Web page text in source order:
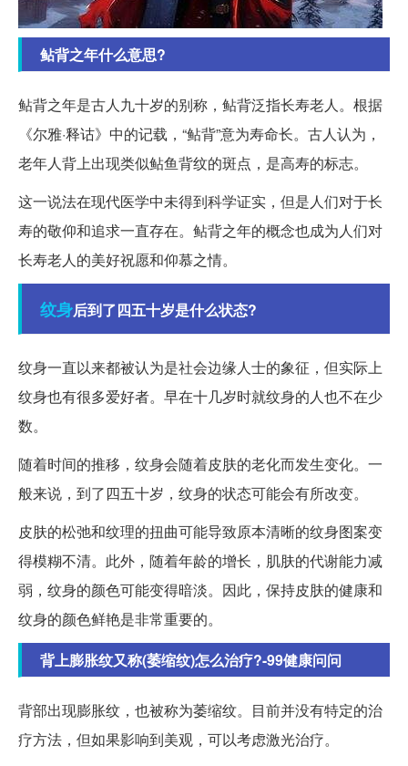
鲇背之年什么意思?
鲇背之年是古人九十岁的别称，鲇背泛指长寿老人。根据
《尔雅·释诂》中的记载，“鲇背”意为寿命长。古人认为，
老年人背上出现类似鲇鱼背纹的斑点，是高寿的标志。
这一说法在现代医学中未得到科学证实，但是人们对于长
寿的敬仰和追求一直存在。鲇背之年的概念也成为人们对
长寿老人的美好祝愿和仰慕之情。
纹身后到了四五十岁是什么状态?
纹身一直以来都被认为是社会边缘人士的象征，但实际上
纹身也有很多爱好者。早在十几岁时就纹身的人也不在少
数。
随着时间的推移，纹身会随着皮肤的老化而发生变化。一
般来说，到了四五十岁，纹身的状态可能会有所改变。
皮肤的松弛和纹理的扭曲可能导致原本清晰的纹身图案变
得模糊不清。此外，随着年龄的增长，肌肤的代谢能力减
弱，纹身的颜色可能变得暗淡。因此，保持皮肤的健康和
纹身的颜色鲜艳是非常重要的。
背上膨胀纹又称(萎缩纹)怎么治疗?-99健康问问
背部出现膨胀纹，也被称为萎缩纹。目前并没有特定的治
疗方法，但如果影响到美观，可以考虑激光治疗。